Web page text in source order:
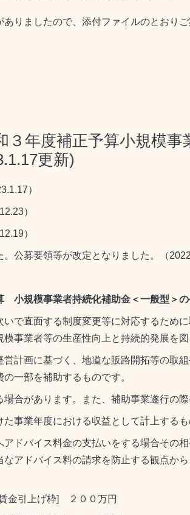
りましたので、添付ファイルのとおりご
３年度補正予算小規模
更新)
）
）
）
公募要領等が改定となりました。（
小規模事業者持続化補助金＜一般型＞の
で直面する制度変更等に対応するため
事業者等の生産性向上と持続的発展を図
計画に基づく、地道な販路開拓等の取
一部を補助するものです。
合があります。また、補助事業遂行の
事業年度における収益として計上する
ドバイス料金の支払いをする場合その
アドバイス料の請求を防止する観点か
引上げ枠] ２００万円